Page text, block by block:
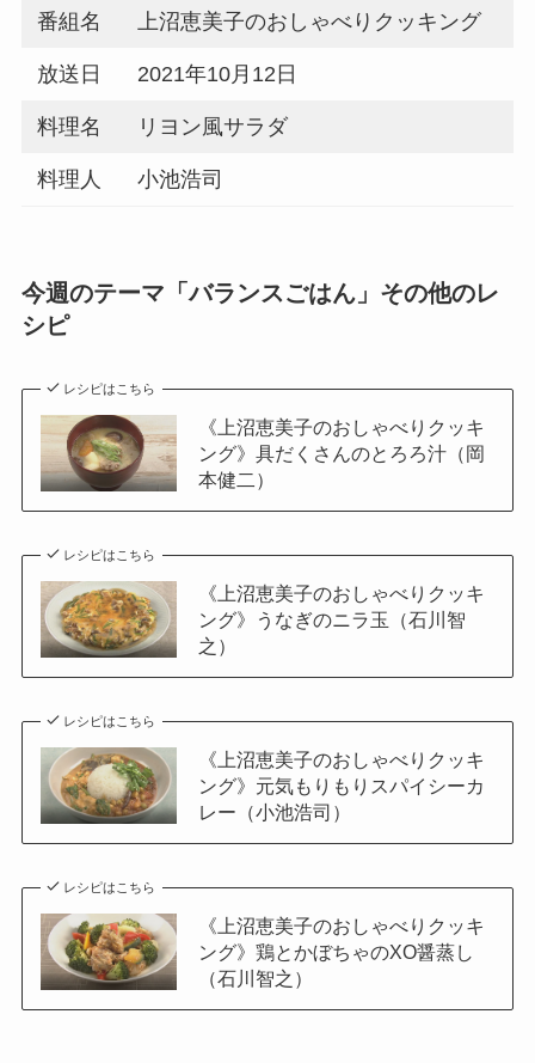
番組名 上沼恵美子のおしゃべりクッキング
放送日 2021年10月12日
料理名 リヨン風サラダ
料理人 小池浩司
今週のテーマ「バランスごはん」その他のレ
シピ
レシピはこちら
《上沼恵美子のおしゃべりクッキ
ング》具だくさんのとろろ汁（岡
本健二）
レシピはこちら
《上沼恵美子のおしゃべりクッキ
ング》うなぎのニラ玉（石川智
之）
レシピはこちら
《上沼恵美子のおしゃべりクッキ
ング》元気もりもりスパイシーカ
レー（小池浩司）
レシピはこちら
《上沼恵美子のおしゃべりクッキ
ング》鶏とかぼちゃのXO醤蒸し
（石川智之）